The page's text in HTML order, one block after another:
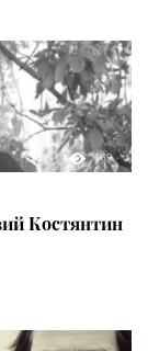
169
Костянтин